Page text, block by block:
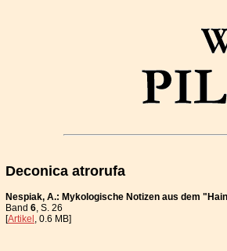
Deconica atrorufa
Nespiak, A.: Mykologische Notizen aus dem
Band 6, S. 26
[Artikel, 0.6 MB]